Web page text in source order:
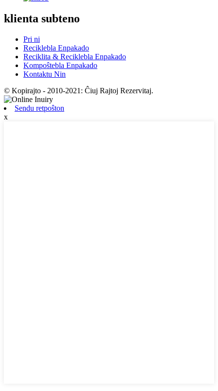
klienta subteno
Pri ni
Reciklebla Enpakado
Reciklita & Reciklebla Enpakado
Kompoŝtebla Enpakado
Kontaktu Nin
© Kopirajto - 2010-2021: Ĉiuj Rajtoj Rezervitaj.
Sendu retpoŝton
x